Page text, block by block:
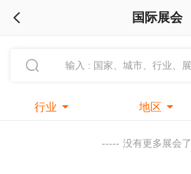
 国际展会

行业  地区 
----- 没有更多展会了